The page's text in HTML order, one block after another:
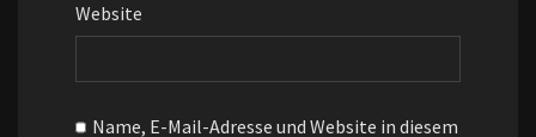
Website
Name, E-Mail-Adresse und Website in diesem